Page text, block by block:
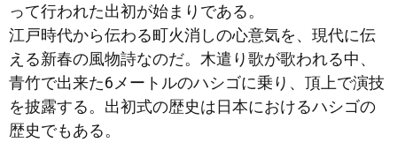
って行われた出初が始まりである。
江戸時代から伝わる町火消しの心意気を、現代に伝
える新春の風物詩なのだ。木遣り歌が歌われる中、
青竹で出来た6メートルのハシゴに乗り、頂上で演技
を披露する。出初式の歴史は日本におけるハシゴの
歴史でもある。